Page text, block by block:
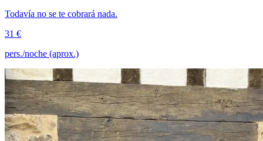
Todavía no se te cobrará nada.
31 €
pers./noche (aprox.)